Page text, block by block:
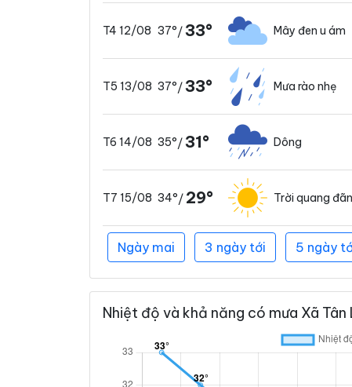
T4 12/08 37°/33° Mây đen u ám
T5 13/08 37°/33° Mưa rào nhẹ
T6 14/08 35°/31° Dông
T7 15/08 34°/ 29° Trời quang
Ngày mai 3 ngày tới 5 ngày
Nhiệt độ và khả năng có mưa Xã